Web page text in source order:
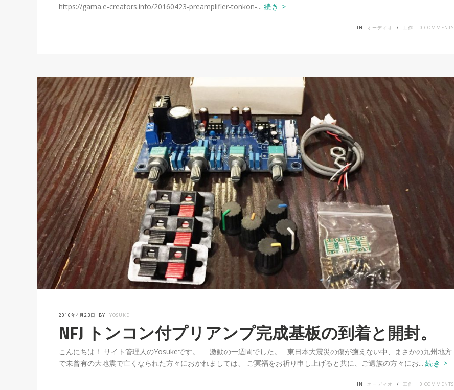
https://gama.e-creators.info/20160423-preamplifier-tonkon-...続き >
IN オーディオ / 工作 0 COMMENTS
2016年4月23日 BY YOSUKE
NFJ トンコン付プリアンプ完成基板の到着と開封。
こんにちは！ サイト管理人のYosukeです。 激動の一週間でした。 東日本大震災の傷が癒えない中、まさかの九州地方
で未曾有の大地震で亡くなられた方々におかれましては、 ご冥福をお祈り申し上げると共に、ご遺族の方々にお...続き >
IN オーディオ / 工作 0 COMMENTS